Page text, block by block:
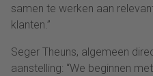
samen te werken aan
klanten.”
Seger Theuns, algemeen
aanstelling: “We beginnen